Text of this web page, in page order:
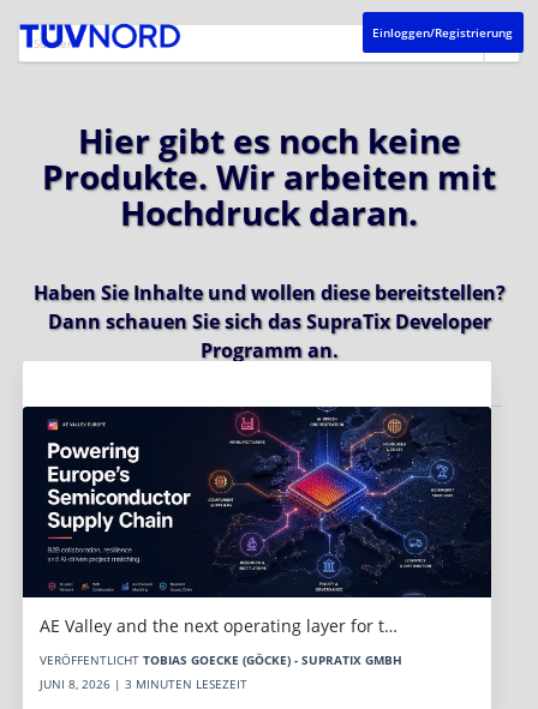
Einloggen/Registrierung
Hier gibt es noch keine
Produkte. Wir arbeiten mit
Hochdruck daran.
Haben Sie Inhalte und wollen diese bereitstellen?
Dann schauen Sie sich dasSupraTix Developer
Programman.
AE Valley and the next operating layer for t…
VERÖFFENTLICHT TOBIAS GOECKE (GÖCKE) - SUPRATIX GMBH
JUNI 8, 2026 | 3 MINUTEN LESEZEIT